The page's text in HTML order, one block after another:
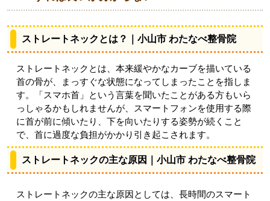
ストレートネックとは？｜小山市 わたなべ整骨院
ストレートネックとは、本来緩やかなカーブを描いている
首の骨が、まっすぐな状態になってしまったことを指しま
す。「スマホ首」という言葉を聞いたことがある方もいら
っしゃるかもしれませんが、スマートフォンを使用する際
に首が前に傾いたり、下を向いたりする姿勢が続くこと
で、首に過度な負担がかかり引き起こされます。
ストレートネックの主な原因｜小山市 わたなべ整骨院
ストレートネックの主な原因としては、長時間のスマート